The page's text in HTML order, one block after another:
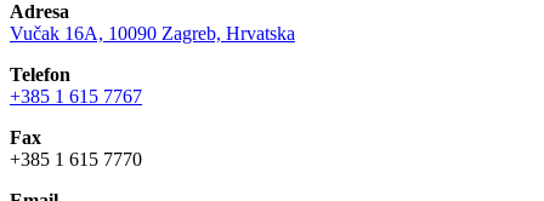
Adresa
Vučak 16A, 10090 Zagreb, Hrvatska
Telefon
+385 1 615 7767
Fax
+385 1 615 7770